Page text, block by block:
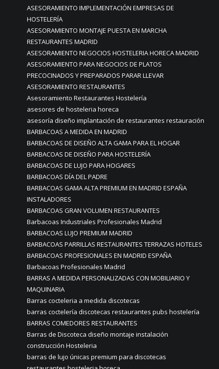
ASESORAMIENTO IMPLEMENTACIÓN EMPRESAS DE
HOSTELERÍA
ASESORAMIENTO MONTAJE PUESTA EN MARCHA
RESTAURANTES MADRID
ASESORAMIENTO NEGOCIOS HOSTELERIA HORECA MADRID
ASESORAMIENTO PARA NEGOCIOS DE PLATOS
PRECOCINADOS Y PREPARADOS PARAR LLEVAR
ASESORAMIENTO RESTAURANTES
Asesoramiento Restaurantes Hostelería
asesores de hosteleria horeca
asesoría diseño implantación de restaurantes restauración
BARBACOAS A MEDIDA EN MADRID
BARBACOAS DE DISEÑO ALTA GAMA PARA EL HOGAR
BARBACOAS DE DISEÑO PARA HOSTELERÍA
BARBACOAS DE LUJO PARA HOGARES
BARBACOAS DÍA DEL PADRE
BARBACOAS GAMA ALTA PREMIUM EN MADRID ESPAÑA
INSTALADORES
BARBACOAS GRAN VOLUMEN RESTAURANTES
Barbacoas Industriales Profesionales Madrid
BARBACOAS LUJO PREMIUM MADRID
BARBACOAS PARRILLAS RESTAURANTES TERRAZAS HOTELES
BARBACOAS PROFESIONALES EN MADRID ESPAÑA
Barbacoas Profesionales Madrid
BARRAS A MEDIDA PERSONALIZADAS CON MOBILIARIO Y
MAQUINARIA
Barras cocteleria a medida discotecas
barras coctelería discotecas restaurantes pubs hostelería
BARRAS COMEDORES RESTAURANTES
Barras de Discoteca diseño montaje instalación
construcción Hosteleria
barras de lujo únicas premium para discotecas